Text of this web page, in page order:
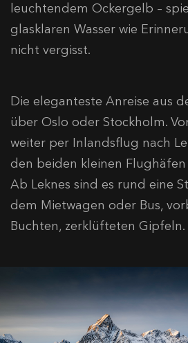
leuchtendem Ockergelb –
glasklaren Wasser wie
nicht vergisst.
Die eleganteste Anreise aus
über Oslo oder Stockholm.
weiter per Inlandsflug nach
den beiden kleinen
Ab Leknes sind es rund eine
dem Mietwagen oder Bus,
Buchten, zerklüfteten Gipfeln.